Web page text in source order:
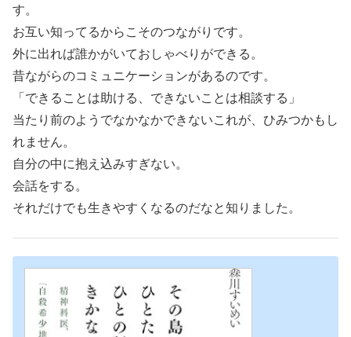
す。
お互い知ってるからこそのつながりです。
外に出れば誰かがいておしゃべりができる。
昔ながらのコミュニケーションがあるのです。
「できることは助ける、できないことは相談する」
当たり前のようでなかなかできないこれが、ひみつかもし
れません。
自分の中に抱え込みすぎない。
会話をする。
それだけでも生きやすくなるのだなと知りました。